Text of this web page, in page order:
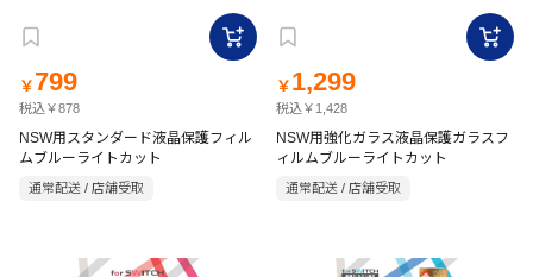
￥ 799
税込￥878
NSW用スタンダード液晶保護フィル
ムブルーライトカット
通常配送 / 店舗受取
￥ 1,299
税込￥1,428
NSW用強化ガラス液晶保護ガラスフ
ィルムブルーライトカット
通常配送 / 店舗受取